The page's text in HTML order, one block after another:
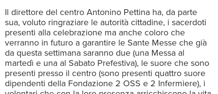
Il direttore del centro Antonino Pettina ha, da parte
sua, voluto ringraziare le autorità cittadine, i sacerdoti
presenti alla celebrazione ma anche coloro che
verranno in futuro a garantire le Sante Messe che già
da questa settimana saranno due (una Messa al
martedì e una al Sabato Prefestiva), le suore che sono
presenti presso il centro (sono presenti quattro suore
dipendenti della Fondazione 2 OSS e 2 Infermiere), i